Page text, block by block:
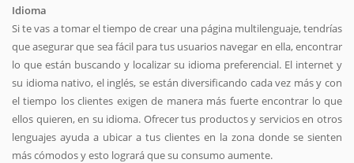
Idioma
Si te vas a tomar el tiempo de crear una página multilenguaje, tendrías
que asegurar que sea fácil para tus usuarios navegar en ella, encontrar
lo que están buscando y localizar su idioma preferencial. El internet y
su idioma nativo, el inglés, se están diversificando cada vez más y con
el tiempo los clientes exigen de manera más fuerte encontrar lo que
ellos quieren, en su idioma. Ofrecer tus productos y servicios en otros
lenguajes ayuda a ubicar a tus clientes en la zona donde se sienten
más cómodos y esto logrará que su consumo aumente.